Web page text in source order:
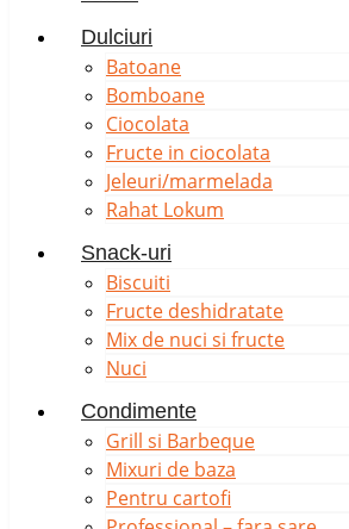
Dulciuri
Batoane
Bomboane
Ciocolata
Fructe in ciocolata
Jeleuri/marmelada
Rahat Lokum
Snack-uri
Biscuiti
Fructe deshidratate
Mix de nuci si fructe
Nuci
Condimente
Grill si Barbeque
Mixuri de baza
Pentru cartofi